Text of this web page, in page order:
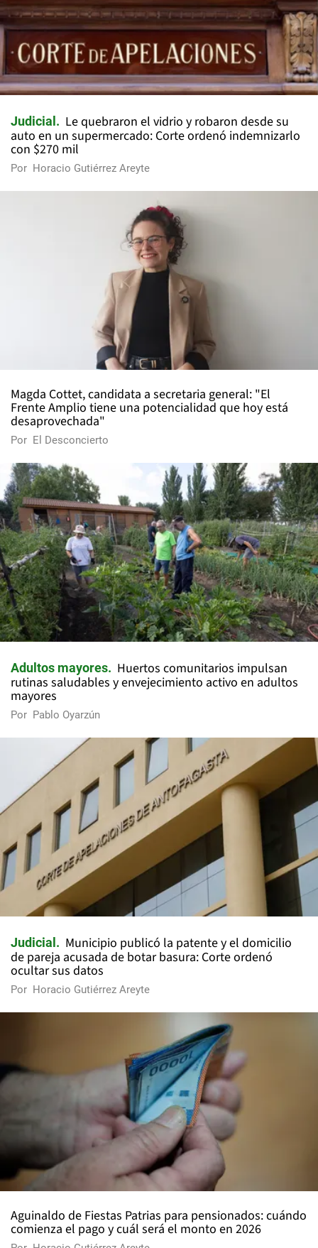
Judicial
Le quebraron el vidrio y robaron desde su
auto en un supermercado: Corte ordenó indemnizarlo
con $270 mil
Por Horacio Gutiérrez Areyte
Magda Cottet, candidata a secretaria general: "El
Frente Amplio tiene una potencialidad que hoy está
desaprovechada"
Por El Desconcierto
Adultos mayores
Huertos comunitarios impulsan
rutinas saludables y envejecimiento activo en adultos
mayores
Por Pablo Oyarzún
Judicial
Municipio publicó la patente y el domicilio
de pareja acusada de botar basura: Corte ordenó
ocultar sus datos
Por Horacio Gutiérrez Areyte
Aguinaldo de Fiestas Patrias para pensionados: cuándo
comienza el pago y cuál será el monto en 2026